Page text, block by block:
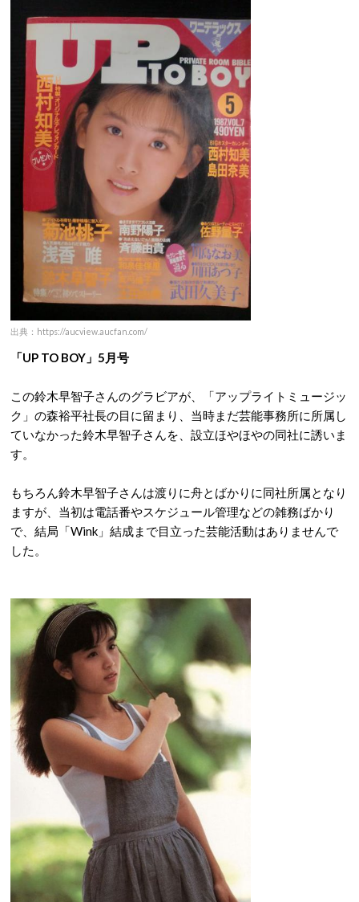
出典：https://aucview.aucfan.com/
「UP TO BOY」5月号
この鈴木早智子さんのグラビアが、「アップライトミュージッ
ク」の森裕平社長の目に留まり、当時まだ芸能事務所に所属し
ていなかった鈴木早智子さんを、設立ほやほやの同社に誘いま
す。
もちろん鈴木早智子さんは渡りに舟とばかりに同社所属となり
ますが、当初は電話番やスケジュール管理などの雑務ばかり
で、結局「Wink」結成まで目立った芸能活動はありませんで
した。